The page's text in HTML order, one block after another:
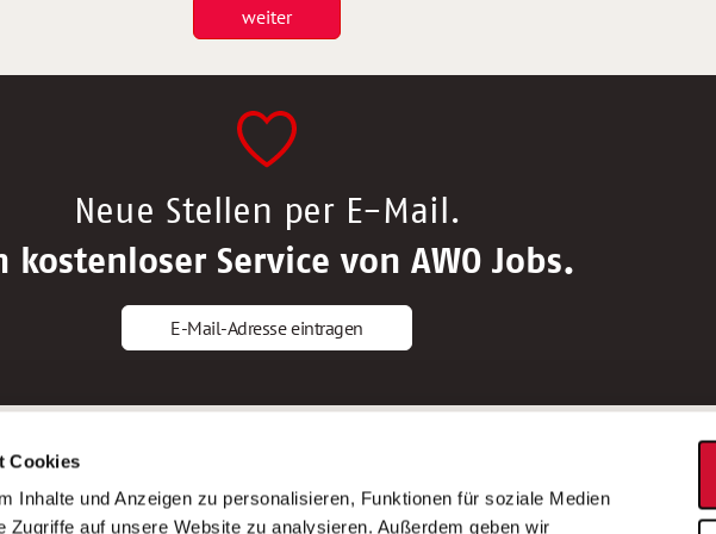
Cookies
Inhalte und Anzeigen zu personalisieren, Funktionen für soziale Medien
Zugriffe auf unsere Website zu analysieren. Außerdem geben wir
weiter
Neue Stellen per E-Mail.
kostenloser Service von AWO Jobs.
E-Mail-Adresse eintragen
Altenpfleger*in
Krankenpfleger*in
AWO Gliederungen nach Bundesland
Stellenangebote nach Bundesländern